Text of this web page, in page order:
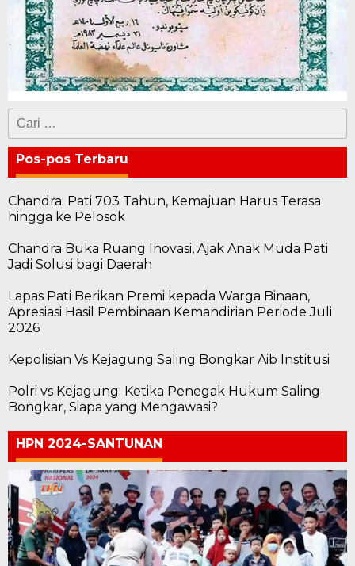
Cari
untuk:
Pos-pos Terbaru
Chandra: Pati 703 Tahun, Kemajuan Harus Terasa
hingga ke Pelosok
Chandra Buka Ruang Inovasi, Ajak Anak Muda Pati
Jadi Solusi bagi Daerah
Lapas Pati Berikan Premi kepada Warga Binaan,
Apresiasi Hasil Pembinaan Kemandirian Periode Juli
2026
Kepolisian Vs Kejagung Saling Bongkar Aib Institusi
Polri vs Kejagung: Ketika Penegak Hukum Saling
Bongkar, Siapa yang Mengawasi?
HPN 2024-SANTUNAN